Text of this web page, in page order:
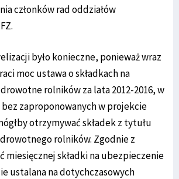
członków rad oddziałów
było konieczne, ponieważ wraz
moc ustawa o składkach na
rolników za lata 2012-2016, w
zaproponowanych w projekcie
otrzymywać składek z tytułu
rolników. Zgodnie z
miesięcznej składki na ubezpieczenie
ustalana na dotychczasowych